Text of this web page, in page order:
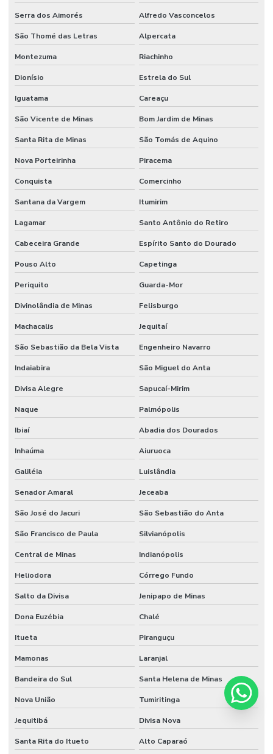
Serra dos Aimorés Alfredo Vasconcelos
São Thomé das Letras Alpercata
Montezuma Riachinho
Dionísio Estrela do Sul
Iguatama Careaçu
São Vicente de Minas Bom Jardim de Minas
Santa Rita de Minas São Tomás de Aquino
Nova Porteirinha Piracema
Conquista Comercinho
Santana da Vargem Itumirim
Lagamar Santo Antônio do Retiro
Cabeceira Grande Espírito Santo do Dourado
Pouso Alto Capetinga
Periquito Guarda-Mor
Divinolândia de Minas Felisburgo
Machacalis Jequitaí
São Sebastião da Bela Vista Engenheiro Navarro
Indaiabira São Miguel do Anta
Divisa Alegre Sapucaí-Mirim
Naque Palmópolis
Ibiaí Abadia dos Dourados
Inhaúma Aiuruoca
Galiléia Luislândia
Senador Amaral Jeceaba
São José do Jacuri São Sebastião do Anta
São Francisco de Paula Silvianópolis
Central de Minas Indianópolis
Heliodora Córrego Fundo
Salto da Divisa Jenipapo de Minas
Dona Euzébia Chalé
Itueta Piranguçu
Mamonas Laranjal
Bandeira do Sul Santa Helena de Minas
Nova União Tumiritinga
Jequitibá Divisa Nova
Santa Rita do Itueto Alto Caparaó